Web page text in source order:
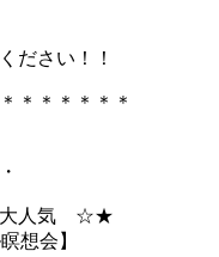
ださい！！
＊＊＊＊＊＊
大人気 ☆★
想会】